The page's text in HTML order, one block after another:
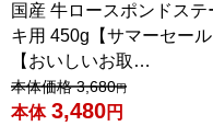
国産 牛ロースポンドステ
キ用 450g【サマーセール
【おいしいお取…
値引き前の価格：
本体価格 3,680円
本体 3,480円